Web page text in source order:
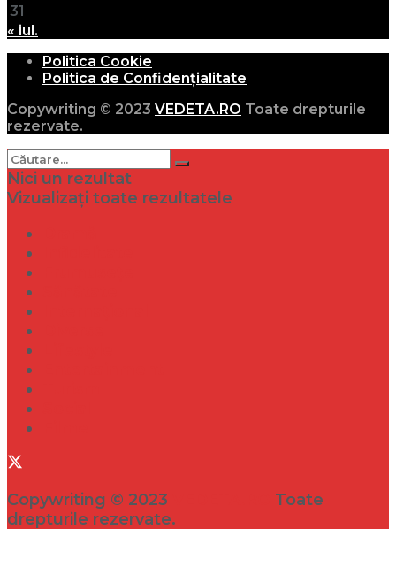
31
« iul.
Politica Cookie
Politica de Confidențialitate
Copywriting © 2023 VEDETA.RO Toate drepturile
rezervate.
Nici un rezultat
Vizualizați toate rezultatele
Copywriting © 2023
Toate
drepturile rezervate.